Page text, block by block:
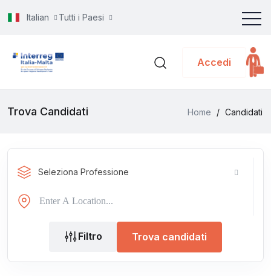
Italian Tutti i Paesi
Accedi
Trova Candidati Home / Candidati
Seleziona Professione
Filtro Trova candidati